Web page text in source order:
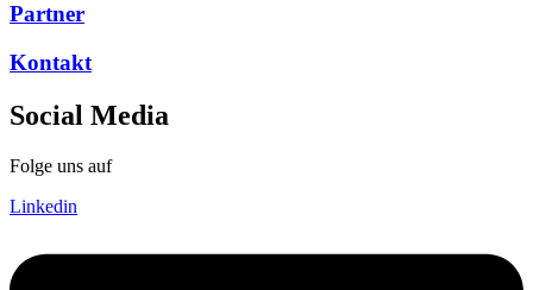
Partner
Kontakt
Social Media
Folge uns auf
Linkedin